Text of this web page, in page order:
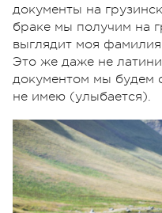
документы на
браке мы получим на
выглядит моя
Это же даже не
документом мы будем
не имею (улыбается).